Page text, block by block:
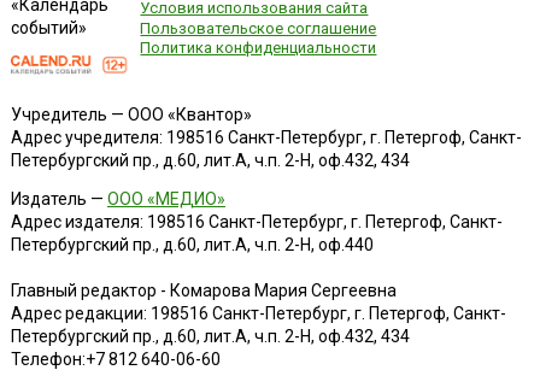
«Календарь
событий»
Условия использования сайта
Пользовательское соглашение
Политика конфиденциальности
Учредитель — ООО «Квантор»
Адрес учредителя: 198516 Санкт-Петербург, г. Петергоф, Санкт-
Петербургский пр., д.60, лит.А, ч.п. 2-Н, оф.432, 434
Издатель — ООО «МЕДИО»
Адрес издателя: 198516 Санкт-Петербург, г. Петергоф, Санкт-
Петербургский пр., д.60, лит.А, ч.п. 2-Н, оф.440
Главный редактор - Комарова Мария Сергеевна
Адрес редакции: 198516 Санкт-Петербург, г. Петергоф, Санкт-
Петербургский пр., д.60, лит.А, ч.п. 2-Н, оф.432, 434
Телефон:+7 812 640-06-60